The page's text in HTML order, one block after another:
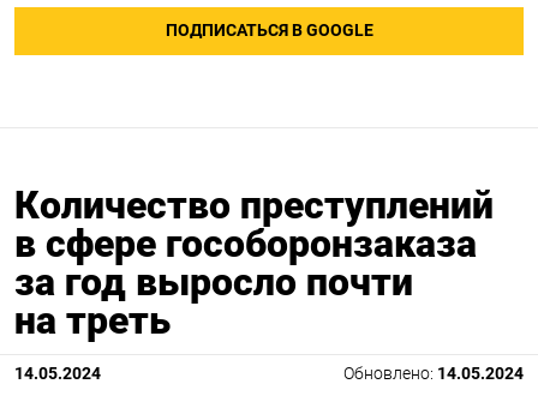
ПОДПИСАТЬСЯ В GOOGLE
Количество преступлений
в сфере гособоронзаказа
за год выросло почти
на треть
14.05.2024 Обновлено: 14.05.2024